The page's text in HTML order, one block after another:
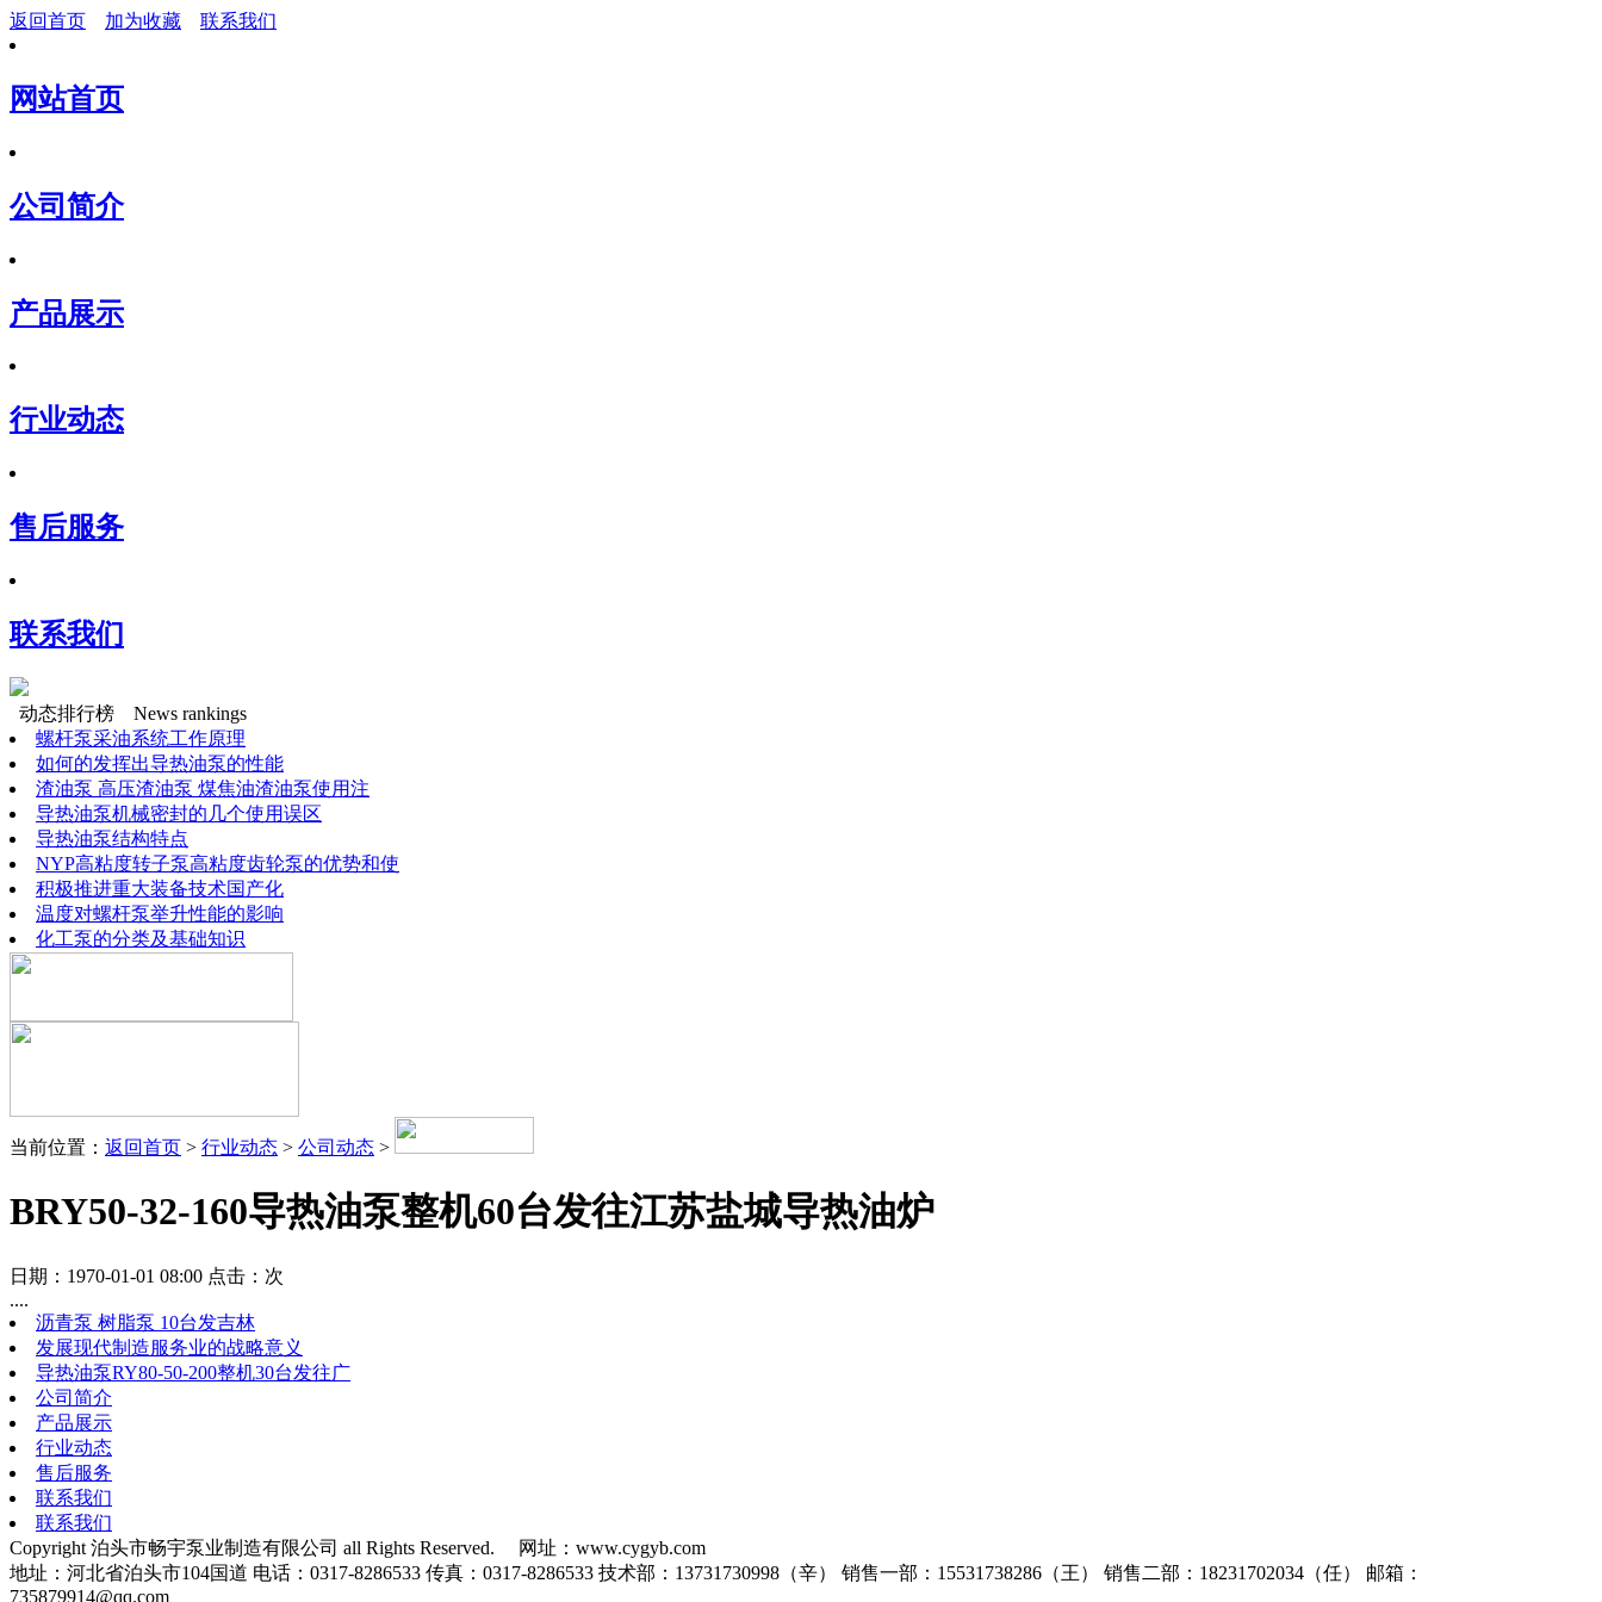
返回首页 加为收藏 联系我们
网站首页
公司简介
产品展示
行业动态
售后服务
联系我们
动态排行榜
News rankings
螺杆泵采油系统工作原理
如何的发挥出导热油泵的性能
渣油泵 高压渣油泵 煤焦油渣油泵使用注
导热油泵机械密封的几个使用误区
导热油泵结构特点
NYP高粘度转子泵高粘度齿轮泵的优势和使
积极推进重大装备技术国产化
温度对螺杆泵举升性能的影响
化工泵的分类及基础知识
当前位置： 返回首页 > 行业动态 > 公司动态 >
BRY50-32-160导热油泵整机60台发往江苏盐城导热油炉
日期：1970-01-01 08:00 点击： 次
....
沥青泵 树脂泵 10台发吉林
发展现代制造服务业的战略意义
导热油泵RY80-50-200整机30台发往广
公司简介
产品展示
行业动态
售后服务
联系我们
联系我们
Copyright 泊头市畅宇泵业制造有限公司 all Rights Reserved. 网址：www.cygyb.com
地址：河北省泊头市104国道 电话：0317-8286533 传真：0317-8286533 技术部：13731730998（辛） 销售一部：15531738286（王） 销售二部：18231702034（任） 邮箱：
735879914@qq.com